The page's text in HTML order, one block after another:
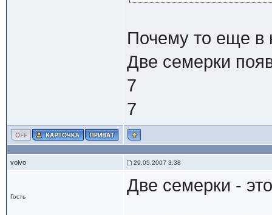
Почему то еще в
Две семерки
7
7
volvo 29.05.2007 3:38
Гость
Две семерки -